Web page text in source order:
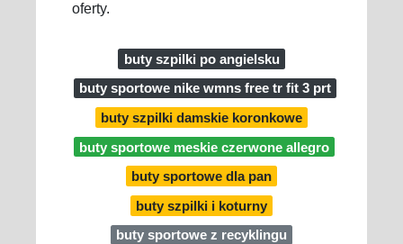
oferty.
buty szpilki po angielsku
buty sportowe nike wmns free tr fit 3 prt
buty szpilki damskie koronkowe
buty sportowe meskie czerwone allegro
buty sportowe dla pan
buty szpilki i koturny
buty sportowe z recyklingu